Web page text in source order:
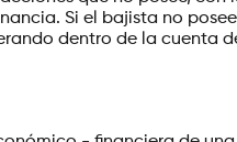
Si el bajista no
dentro de la cuenta